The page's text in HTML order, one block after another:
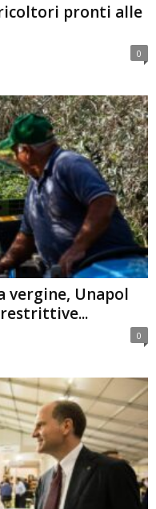
pronti alle
0
vergine, Unapol
0